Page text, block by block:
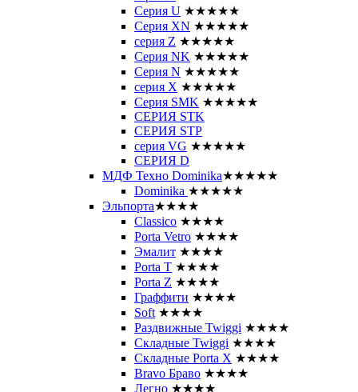
Серия U ★★★★★
Серия XN ★★★★★
серия Z ★★★★★
Серия NK ★★★★★
Серия N ★★★★★
серия X ★★★★★
Серия SMK ★★★★★
СЕРИЯ STK
СЕРИЯ STP
серия VG ★★★★★
СЕРИЯ D
МДФ Техно Dominika★★★★★
Dominika ★★★★★
Эльпорта★★★★
Classico ★★★★
Porta Vetro ★★★★
Эмалит ★★★★
Porta T ★★★★
Porta Z ★★★★
Граффити ★★★★
Soft ★★★★
Раздвижные Twiggi ★★★★
Складные Twiggi ★★★★
Складные Porta X ★★★★
Bravo Браво ★★★★
Легно ★★★★